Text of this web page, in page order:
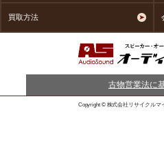
買取方法
古物営業法に
Copyright © 株式会社リサイクルマ